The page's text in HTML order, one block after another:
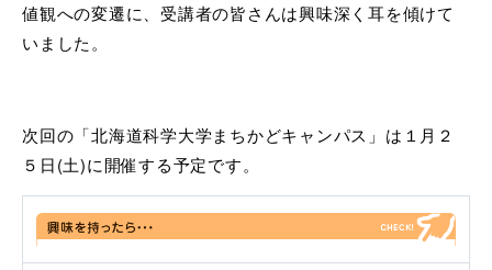
値観への変遷に、受講者の皆さんは興味深く耳を傾けて
いました。
次回の「北海道科学大学まちかどキャンパス」は１月２
５日(土)に開催する予定です。